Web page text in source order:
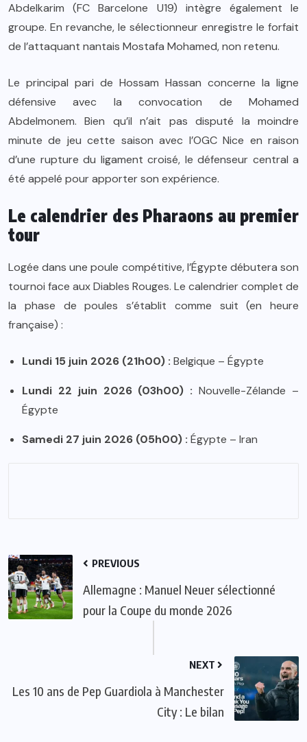
Abdelkarim (FC Barcelone U19) intègre également le
groupe. En revanche, le sélectionneur enregistre le forfait
de l’attaquant nantais Mostafa Mohamed, non retenu.
Le principal pari de Hossam Hassan concerne la ligne
défensive avec la convocation de Mohamed
Abdelmonem. Bien qu’il n’ait pas disputé la moindre
minute de jeu cette saison avec l’OGC Nice en raison
d’une rupture du ligament croisé, le défenseur central a
été appelé pour apporter son expérience.
Le calendrier des Pharaons au premier
tour
Logée dans une poule compétitive, l’Égypte débutera son
tournoi face aux Diables Rouges. Le calendrier complet de
la phase de poules s’établit comme suit (en heure
française) :
Lundi 15 juin 2026 (21h00) : Belgique – Égypte
Lundi 22 juin 2026 (03h00) : Nouvelle-Zélande –
Égypte
Samedi 27 juin 2026 (05h00) : Égypte – Iran
PREVIOUS
Allemagne : Manuel Neuer sélectionné
pour la Coupe du monde 2026
NEXT
Les 10 ans de Pep Guardiola à Manchester
City : Le bilan